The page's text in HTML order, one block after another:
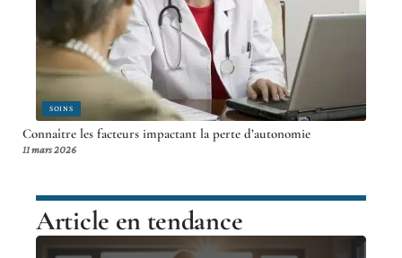
SOINS
Connaître les facteurs impactant la perte d’autonomie
11 mars 2026
Article en tendance